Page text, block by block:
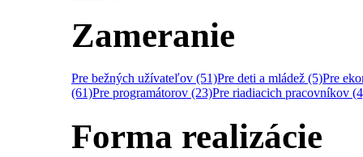
Zameranie
Pre bežných užívateľov (51)Pre deti a mládež (5)Pre
(61)Pre programátorov (23)Pre riadiacich pracovníkov
Forma realizácie